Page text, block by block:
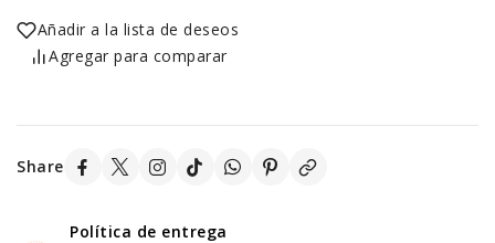
Añadir a la lista de deseos
Agregar para comparar
Share
Política de entrega